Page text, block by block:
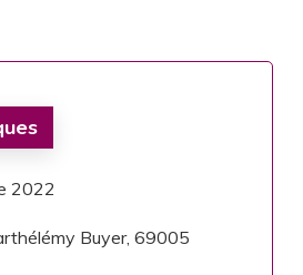
2022
Buyer, 69005